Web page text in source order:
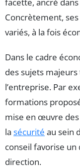
Concrètement,
variés, à la fois
Dans le cadre
des sujets
l’entreprise. Par
formations
mise en œuvre
la sécurité au sein
conseil favorise
direction.